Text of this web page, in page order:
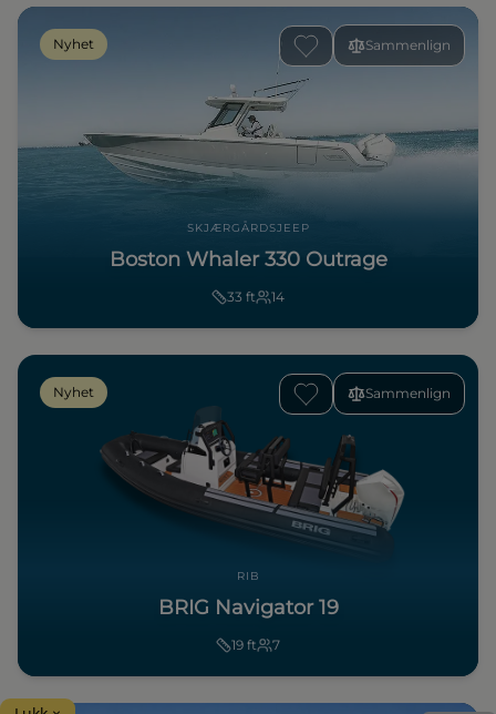
Sammenlign
Nyhet
SKJÆRGÅRDSJEEP
Boston Whaler 330 Outrage
33 ft 14
Sammenlign
Nyhet
RIB
BRIG Navigator 19
19 ft 7